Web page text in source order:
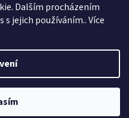
Dalším procházením
jejich používáním.. Více
Shoptet
. Všechna práva vyhrazena.